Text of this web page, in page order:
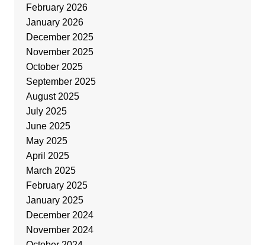
February 2026
January 2026
December 2025
November 2025
October 2025
September 2025
August 2025
July 2025
June 2025
May 2025
April 2025
March 2025
February 2025
January 2025
December 2024
November 2024